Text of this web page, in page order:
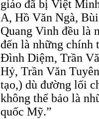
giáo đã bị Việt
A, Hồ Văn Ngà,
Quang Vinh đều là
đến là những
Ðình Diệm, Trần
Hỷ, Trần Văn
tạo,) dù đường lối
không thể bảo là
quốc Mỹ.”